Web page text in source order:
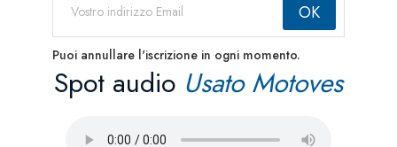
Puoi annullare l'iscrizione in ogni momento.
Spot audio Usato Motoves